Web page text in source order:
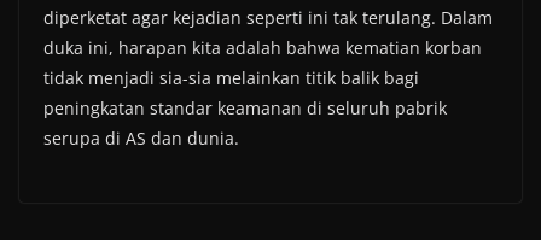
diperketat agar kejadian seperti ini tak terulang. Dalam
duka ini, harapan kita adalah bahwa kematian korban
tidak menjadi sia-sia melainkan titik balik bagi
peningkatan standar keamanan di seluruh pabrik
serupa di AS dan dunia.